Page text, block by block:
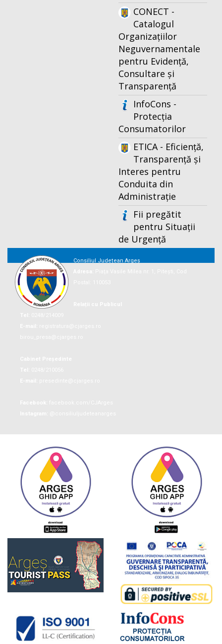
CONECT -
Catalogul
Organizațiilor
Neguvernamentale
pentru Evidență,
Consultare și
Transparență
InfoCons -
Protecția
Consumatorilor
ETICA - Eficiență,
Transparență și
Interes pentru
Conduita din
Administrație
Fii pregătit
pentru Situații
de Urgență
Consiliul Județean Argeș